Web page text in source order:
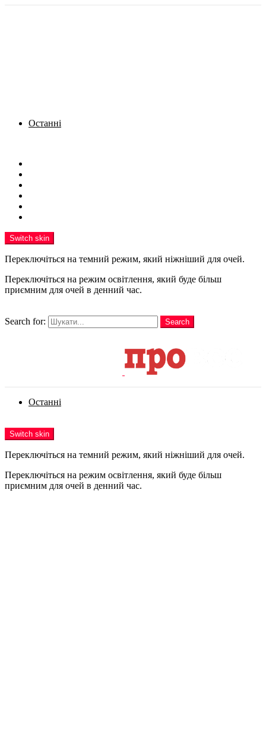
Останні
Switch skin
Переключіться на темний режим, який ніжніший для очей.
Переключіться на режим освітлення, який буде більш
приємним для очей в денний час.
Search for:
Search
Останні
Switch skin
Переключіться на темний режим, який ніжніший для очей.
Переключіться на режим освітлення, який буде більш
приємним для очей в денний час.